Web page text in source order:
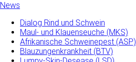
News
Dialog Rind und Schwein
Maul- und­ Klauenseuche­ (MKS)
Afrikanische Schweinepest (ASP)
Blauzungenkrankheit (BTV)